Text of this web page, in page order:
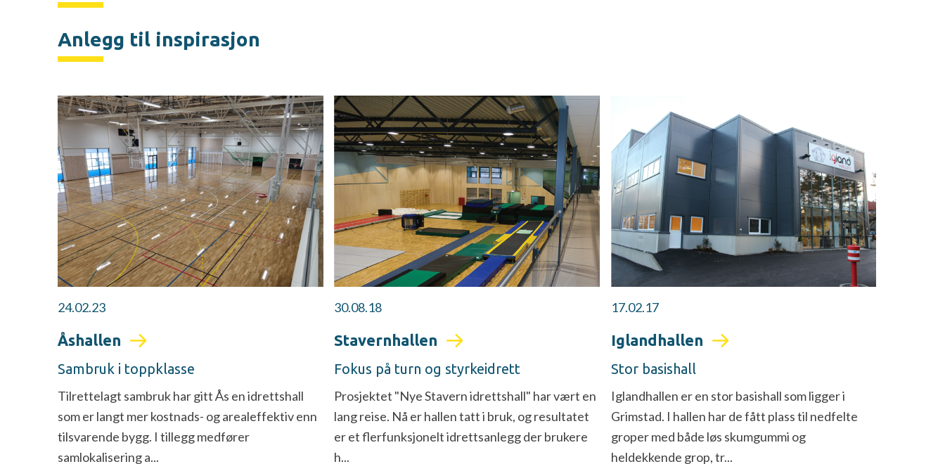
Anlegg til inspirasjon
24.02.23
Åshallen
Sambruk i toppklasse
Tilrettelagt sambruk har gitt Ås en idrettshall
som er langt mer kostnads- og arealeffektiv enn
tilsvarende bygg. I tillegg medfører
samlokalisering a...
30.08.18
Stavernhallen
Fokus på turn og styrkeidrett
Prosjektet "Nye Stavern idrettshall" har vært en
lang reise. Nå er hallen tatt i bruk, og resultatet
er et flerfunksjonelt idrettsanlegg der brukere
h...
17.02.17
Iglandhallen
Stor basishall
Iglandhallen er en stor basishall som ligger i
Grimstad. I hallen har de fått plass til nedfelte
groper med både løs skumgummi og
heldekkende grop, tr...